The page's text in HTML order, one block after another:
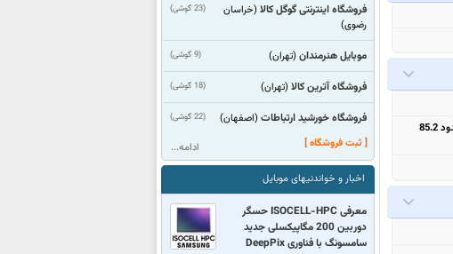
6.43 اینچ, 99.8 سانتیمتر مربع (نسبت سطح صفحه نمایش به بدنه در حدود 85.2
(23 گوشی) فروشگاه اینترنتی گوگل کالا (خراسان
رضوی)
(9 گوشی) موبایل هنرمندان (تهران)
(18 گوشی) فروشگاه آترین کالا (تهران)
(22 گوشی) فروشگاه خورشید ارتباطات (اصفهان)
[ ثبت فروشگاه ]
ادامه...
اخبار و خواندنیهای موبایل
معرفی ISOCELL-HPC حسگر
دوربین 200 مگاپیکسلی جدید
سامسونگ با فناوری DeepPix